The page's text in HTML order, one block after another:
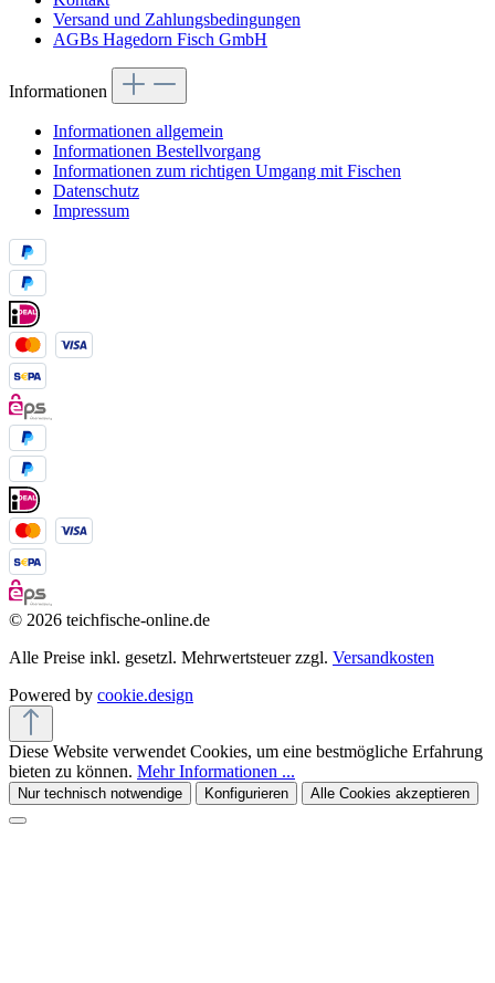
Versand und Zahlungsbedingungen
AGBs Hagedorn Fisch GmbH
Informationen
Informationen allgemein
Informationen Bestellvorgang
Informationen zum richtigen Umgang mit Fischen
Datenschutz
Impressum
© 2026 teichfische-online.de
Alle Preise inkl. gesetzl. Mehrwertsteuer zzgl. Versandkosten
Powered by cookie.design
Diese Website verwendet Cookies, um eine bestmögliche Erfahrung
bieten zu können. Mehr Informationen ...
Nur technisch notwendige Konfigurieren Alle Cookies akzeptieren